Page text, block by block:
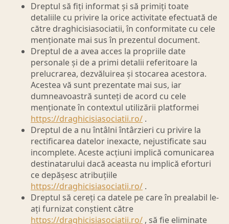
Dreptul să fiți informat și să primiți toate
detaliile cu privire la orice activitate efectuată de
către draghicisiasociatii, în conformitate cu cele
menționate mai sus în prezentul document.
Dreptul de a avea acces la propriile date
personale și de a primi detalii referitoare la
prelucrarea, dezvăluirea și stocarea acestora.
Acestea vă sunt prezentate mai sus, iar
dumneavoastră sunteți de acord cu cele
menționate în contextul utilizării platformei
https://draghicisiasociatii.ro/ .
Dreptul de a nu întâlni întârzieri cu privire la
rectificarea datelor inexacte, nejustificate sau
incomplete. Aceste acțiuni implică comunicarea
destinatarului dacă aceasta nu implică eforturi
ce depășesc atribuțiile
https://draghicisiasociatii.ro/ .
Dreptul să cereți ca datele pe care în prealabil le-
ați furnizat conștient către
https://draghicisiasociatii.ro/ , să fie eliminate